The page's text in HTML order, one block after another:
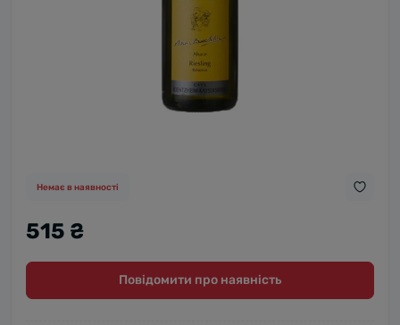
Немає в наявності
515 ₴
Повідомити про наявність